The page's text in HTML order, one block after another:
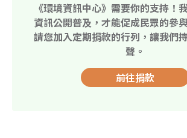
《環境資訊中心》需要你的支持！
資訊公開普及，才能促成民眾的參
請您加入定期捐款的行列，讓我們
聲。
前往捐款